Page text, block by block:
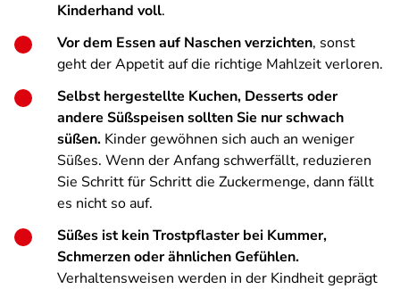
Kinderhand voll.
Vor dem Essen auf Naschen verzichten, sonst
geht der Appetit auf die richtige Mahlzeit verloren.
Selbst hergestellte Kuchen, Desserts oder
andere Süßspeisen sollten Sie nur schwach
süßen. Kinder gewöhnen sich auch an weniger
Süßes. Wenn der Anfang schwerfällt, reduzieren
Sie Schritt für Schritt die Zuckermenge, dann fällt
es nicht so auf.
Süßes ist kein Trostpflaster bei Kummer,
Schmerzen oder ähnlichen Gefühlen.
Verhaltensweisen werden in der Kindheit geprägt